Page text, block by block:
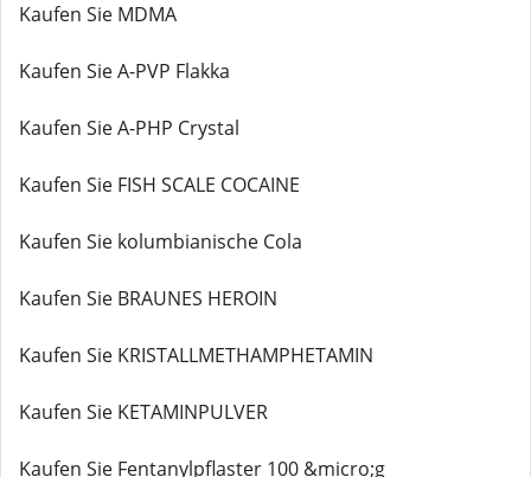
Kaufen Sie MDMA
Kaufen Sie A-PVP Flakka
Kaufen Sie A-PHP Crystal
Kaufen Sie FISH SCALE COCAINE
Kaufen Sie kolumbianische Cola
Kaufen Sie BRAUNES HEROIN
Kaufen Sie KRISTALLMETHAMPHETAMIN
Kaufen Sie KETAMINPULVER
Kaufen Sie Fentanylpflaster 100 &micro;g